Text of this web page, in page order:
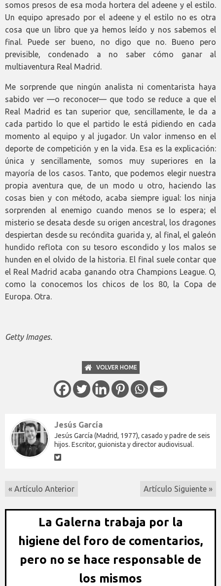
somos presos de esa moda hortera del adeene y el estilo.
Un equipo apresado por el adeene y el estilo no es otra
cosa que un libro que ya hemos leído y nos sabemos el
final. Puede ser bueno, no digo que no. Bueno pero
previsible, condenado a no saber cómo ganar al
multiaventura Real Madrid.
Me sorprende que ningún analista ni comentarista haya
sabido ver —o reconocer— que todo se reduce a que el
Real Madrid es tan superior que, sencillamente, le da a
cada partido lo que el partido le está pidiendo en cada
momento al equipo y al jugador. Un valor inmenso en el
deporte de competición y en la vida. Esa es la explicación:
única y sencillamente, somos muy superiores en la
mayoría de los casos. Tanto, que podemos elegir nuestra
propia aventura que, de un modo u otro, haciendo las
cosas bien y con método, acaba siempre igual: los ninja
sorprenden al enemigo cuando menos se lo espera; el
misterio se desata desde su origen ancestral, los dragones
despiertan desde su recóndita guarida y, al final, el galeón
hundido reflota con su tesoro escondido y los malos se
hunden en el olvido de la historia. El final suele contar que
el Real Madrid acaba ganando otra Champions League. O,
como la conocemos los chicos de los 80, la Copa de
Europa. Otra.
Getty Images.
VOLVER HOME
Jesús García
Jesús García (Madrid, 1977), casado y padre de seis
hijos. Escritor, guionista y director audiovisual.
« Artículo Anterior Artículo Siguiente »
La Galerna trabaja por la
higiene del foro de comentarios,
pero no se hace responsable de
los mismos